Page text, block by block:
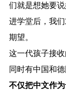
们就是想她要说
进学堂后，我
期望。
这一代孩子接
同时有中国和德
不仅把中文作